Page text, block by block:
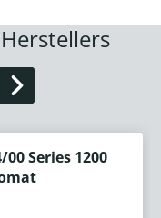
00 Series 1200